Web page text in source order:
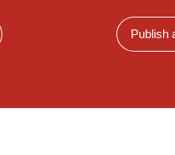
Publish